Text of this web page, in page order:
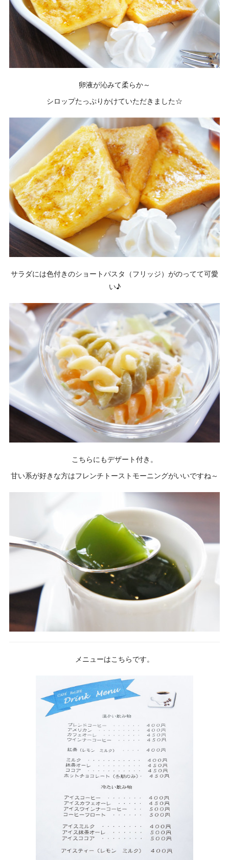
卵液が沁みて柔らか～
シロップたっぷりかけていただきました☆
サラダには色付きのショートパスタ（フリッジ）がのってて可愛
い♪
こちらにもデザート付き。
甘い系が好きな方はフレンチトーストモーニングがいいですね～
メニューはこちらです。